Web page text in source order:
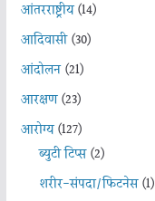
आंतरराष्ट्रीय(14)
आदिवासी(30)
आंदोलन(21)
आरक्षण(23)
आरोग्य(127)
ब्युटी टिप्स(2)
शरीर-संपदा/फिटनेस(1)